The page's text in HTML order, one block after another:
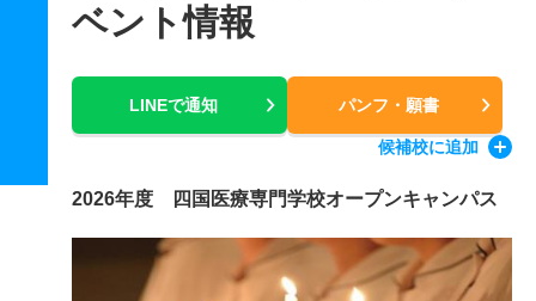
ベント情報
LINEで通知 パンフ・願書
候補校に追加
2026年度 四国医療専門学校オープンキャンパス